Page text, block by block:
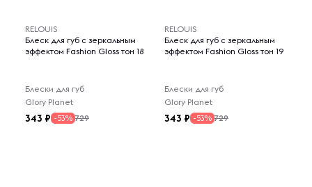
RELOUIS
Блеск для губ с зеркальным
эффектом Fashion Gloss тон 18
Блески для губ
Glory Planet
343 -53% 729
RELOUIS
Блеск для губ с зеркальным
эффектом Fashion Gloss тон 19
Блески для губ
Glory Planet
343 -53% 729